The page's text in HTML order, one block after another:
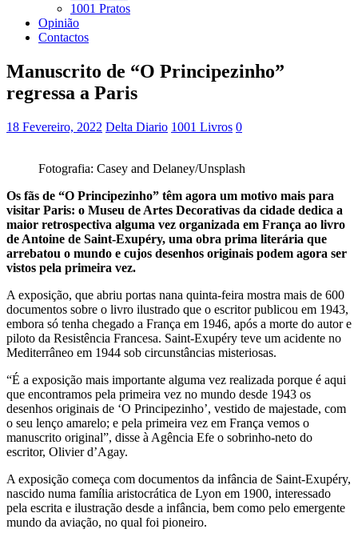
1001 Pratos
Opinião
Contactos
Manuscrito de “O Principezinho”
regressa a Paris
18 Fevereiro, 2022 Delta Diario 1001 Livros 0
Fotografia: Casey and Delaney/Unsplash
Os fãs de “O Principezinho” têm agora um motivo mais para
visitar Paris: o Museu de Artes Decorativas da cidade dedica a
maior retrospectiva alguma vez organizada em França ao livro
de Antoine de Saint-Exupéry, uma obra prima literária que
arrebatou o mundo e cujos desenhos originais podem agora ser
vistos pela primeira vez.
A exposição, que abriu portas nana quinta-feira mostra mais de 600
documentos sobre o livro ilustrado que o escritor publicou em 1943,
embora só tenha chegado a França em 1946, após a morte do autor e
piloto da Resistência Francesa. Saint-Exupéry teve um acidente no
Mediterrâneo em 1944 sob circunstâncias misteriosas.
“É a exposição mais importante alguma vez realizada porque é aqui
que encontramos pela primeira vez no mundo desde 1943 os
desenhos originais de ‘O Principezinho’, vestido de majestade, com
o seu lenço amarelo; e pela primeira vez em França vemos o
manuscrito original”, disse à Agência Efe o sobrinho-neto do
escritor, Olivier d’Agay.
A exposição começa com documentos da infância de Saint-Exupéry,
nascido numa família aristocrática de Lyon em 1900, interessado
pela escrita e ilustração desde a infância, bem como pelo emergente
mundo da aviação, no qual foi pioneiro.